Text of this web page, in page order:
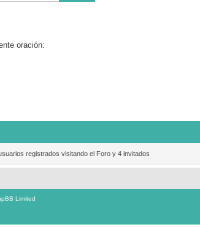
oración:
registrados visitando el Foro y 4 invitados
Limited